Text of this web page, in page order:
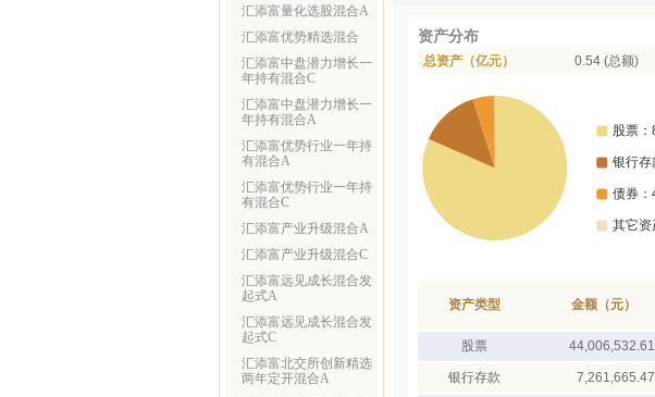
汇添富量化选股混合A
汇添富优势精选混合
汇添富中盘潜力增长一
年持有混合C
汇添富中盘潜力增长一
年持有混合A
汇添富优势行业一年持
有混合A
汇添富优势行业一年持
有混合C
汇添富产业升级混合A
汇添富产业升级混合C
汇添富远见成长混合发
起式A
汇添富远见成长混合发
起式C
汇添富北交所创新精选
两年定开混合A
资产分布
总资产（亿元） 0.54 (总额)
资产类型 金额（元）
股票 44,006,532.61
银行存款 7,261,665.47